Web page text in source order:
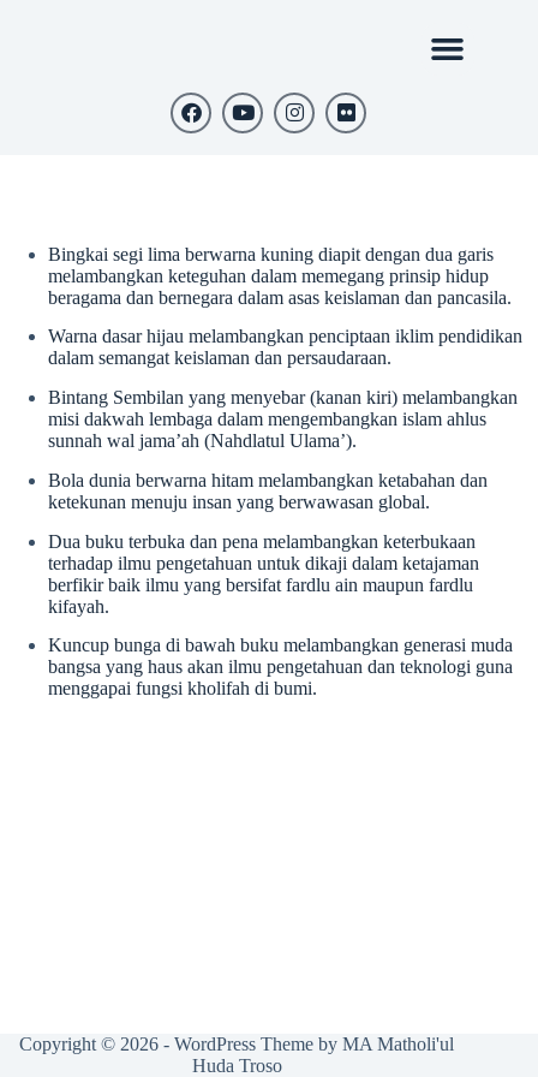
Bingkai segi lima berwarna kuning diapit dengan dua garis
melambangkan keteguhan dalam memegang prinsip hidup
beragama dan bernegara dalam asas keislaman dan pancasila.
Warna dasar hijau melambangkan penciptaan iklim pendidikan
dalam semangat keislaman dan persaudaraan.
Bintang Sembilan yang menyebar (kanan kiri) melambangkan
misi dakwah lembaga dalam mengembangkan islam ahlus
sunnah wal jama’ah (Nahdlatul Ulama’).
Bola dunia berwarna hitam melambangkan ketabahan dan
ketekunan menuju insan yang berwawasan global.
Dua buku terbuka dan pena melambangkan keterbukaan
terhadap ilmu pengetahuan untuk dikaji dalam ketajaman
berfikir baik ilmu yang bersifat fardlu ain maupun fardlu
kifayah.
Kuncup bunga di bawah buku melambangkan generasi muda
bangsa yang haus akan ilmu pengetahuan dan teknologi guna
menggapai fungsi kholifah di bumi.
Copyright © 2026 - WordPress Theme by MA Matholi'ul
Huda Troso